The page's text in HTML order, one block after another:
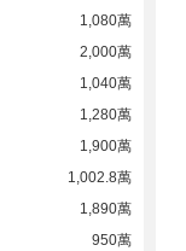
1,080萬
2,000萬
1,040萬
1,280萬
1,900萬
1,002.8萬
1,890萬
950萬